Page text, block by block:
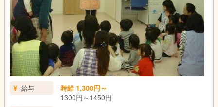
給与
時給 1,300円～
1300円～1450円